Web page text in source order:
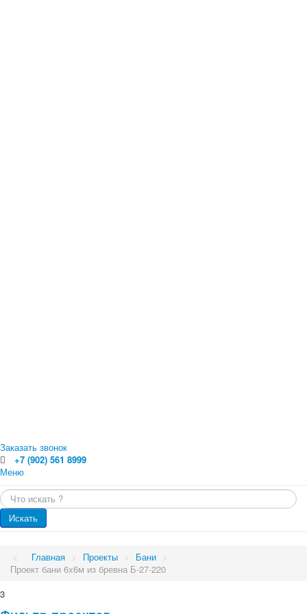
Заказать звонок
+7 (902) 561 8999
Меню
Каталог
Оцилиндрованное бревно
Профилированный брус
Погонажные изделия. Вагонка, планкен, доска пола
Проекты
Бани
Главная
Каталог
Проекты
Услуги
Искать...
Искать
Главная > Проекты > Бани >
Проект бани 6х6м из бревна Б-27-220
3